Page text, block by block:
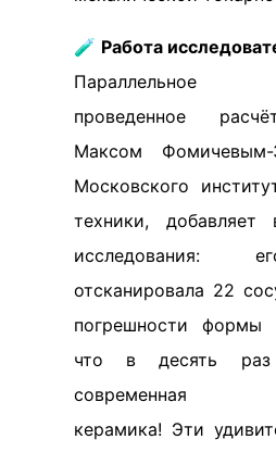
🧪 Работа
Параллельное
проведенное
Максом
Московского
техники,
исследования:
отсканировала 22
погрешности
что в десять
современная
керамика! Эти